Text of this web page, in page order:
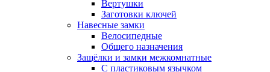
Вертушки
Заготовки ключей
Навесные замки
Велосипедные
Общего назначения
Защёлки и замки межкомнатные
С пластиковым язычком